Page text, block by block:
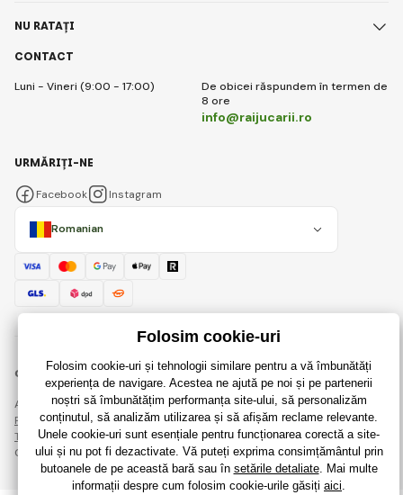
CONTACT
Luni - Vineri (9:00 - 17:00)
De obicei răspundem în termen de
8 ore
info@raijucarii.ro
NU RATAȚI
Romanian
URMĂRIȚI-NE
Facebook Instagram
© 2018 - 2026 RaiJucării.ro, Toate drepturile rezervate
Această pagină este protejată prin reCAPTCHA și se aplică
Regulile de protecție a datelor personalecompaniile Google și ale lor
Termeni și condiții.
Crearea de magazine online eficiente de laRIESENIA